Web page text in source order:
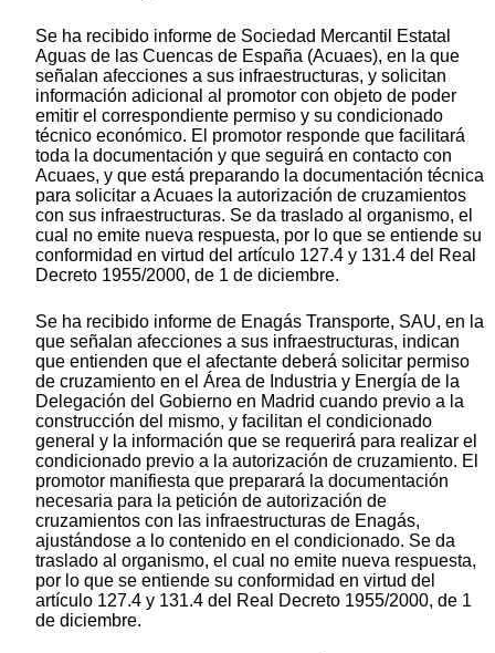
Se ha recibido informe de Sociedad Mercantil Estatal
Aguas de las Cuencas de España (Acuaes), en la que
señalan afecciones a sus infraestructuras, y solicitan
información adicional al promotor con objeto de poder
emitir el correspondiente permiso y su condicionado
técnico económico. El promotor responde que facilitará
toda la documentación y que seguirá en contacto con
Acuaes, y que está preparando la documentación técnica
para solicitar a Acuaes la autorización de cruzamientos
con sus infraestructuras. Se da traslado al organismo, el
cual no emite nueva respuesta, por lo que se entiende su
conformidad en virtud del artículo 127.4 y 131.4 del Real
Decreto 1955/2000, de 1 de diciembre.
Se ha recibido informe de Enagás Transporte, SAU, en la
que señalan afecciones a sus infraestructuras, indican
que entienden que el afectante deberá solicitar permiso
de cruzamiento en el Área de Industria y Energía de la
Delegación del Gobierno en Madrid cuando previo a la
construcción del mismo, y facilitan el condicionado
general y la información que se requerirá para realizar el
condicionado previo a la autorización de cruzamiento. El
promotor manifiesta que preparará la documentación
necesaria para la petición de autorización de
cruzamientos con las infraestructuras de Enagás,
ajustándose a lo contenido en el condicionado. Se da
traslado al organismo, el cual no emite nueva respuesta,
por lo que se entiende su conformidad en virtud del
artículo 127.4 y 131.4 del Real Decreto 1955/2000, de 1
de diciembre.